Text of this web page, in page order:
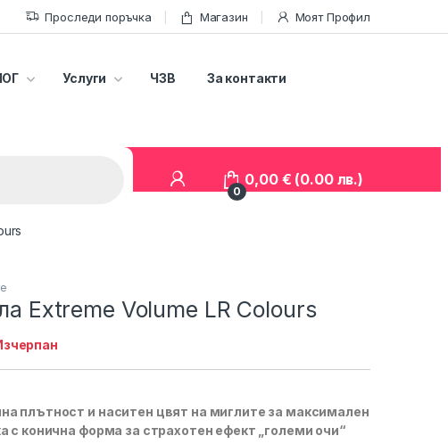
Проследи поръчка Магазин Моят Профил
Услуги ЧЗВ За контакти
0
0,00 € (0.00 лв.)
Extreme Volume LR Colours
плътност и наситен цвят на миглите за максимален
с конична форма за страхотен ефект „големи очи“